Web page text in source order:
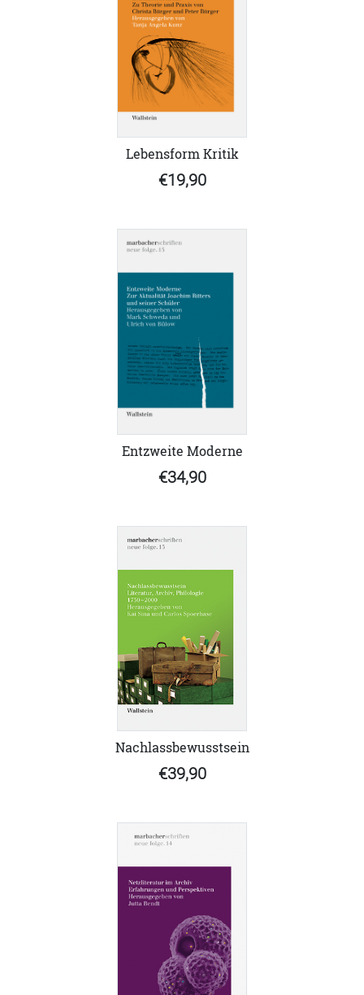
Lebensform Kritik
€19,90
Entzweite Moderne
€34,90
Nachlassbewusstsein
€39,90